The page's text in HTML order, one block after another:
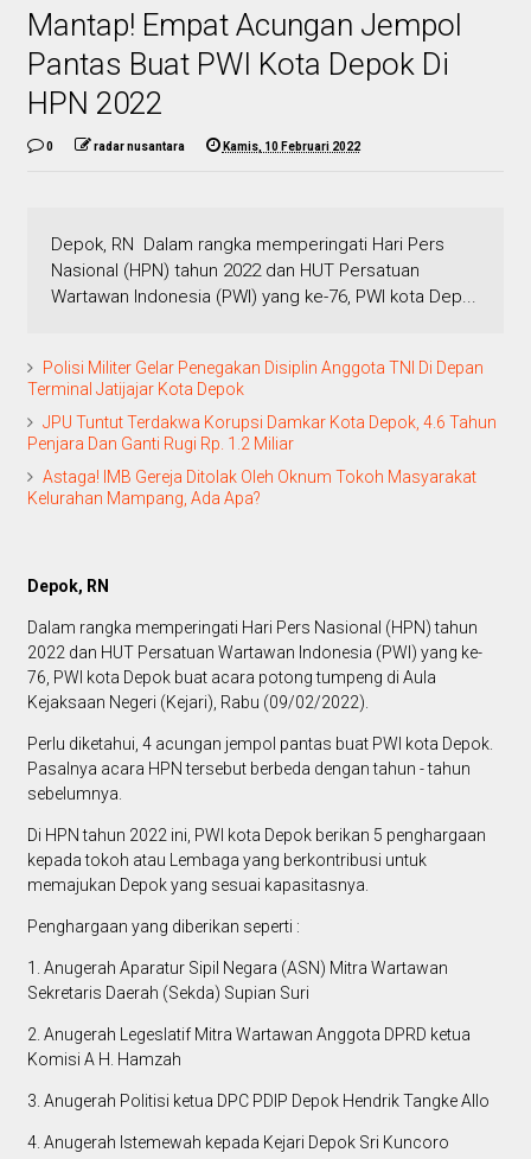
Mantap! Empat Acungan Jempol
Pantas Buat PWI Kota Depok Di
HPN 2022
0 radar nusantara Kamis, 10 Februari 2022
Depok, RN Dalam rangka memperingati Hari Pers
Nasional (HPN) tahun 2022 dan HUT Persatuan
Wartawan Indonesia (PWI) yang ke-76, PWI kota Dep...
Polisi Militer Gelar Penegakan Disiplin Anggota TNI Di Depan
Terminal Jatijajar Kota Depok
JPU Tuntut Terdakwa Korupsi Damkar Kota Depok, 4.6 Tahun
Penjara Dan Ganti Rugi Rp. 1.2 Miliar
Astaga! IMB Gereja Ditolak Oleh Oknum Tokoh Masyarakat
Kelurahan Mampang, Ada Apa?
Depok, RN
Dalam rangka memperingati Hari Pers Nasional (HPN) tahun
2022 dan HUT Persatuan Wartawan Indonesia (PWI) yang ke-
76, PWI kota Depok buat acara potong tumpeng di Aula
Kejaksaan Negeri (Kejari), Rabu (09/02/2022).
Perlu diketahui, 4 acungan jempol pantas buat PWI kota Depok.
Pasalnya acara HPN tersebut berbeda dengan tahun - tahun
sebelumnya.
Di HPN tahun 2022 ini, PWI kota Depok berikan 5 penghargaan
kepada tokoh atau Lembaga yang berkontribusi untuk
memajukan Depok yang sesuai kapasitasnya.
Penghargaan yang diberikan seperti :
1. Anugerah Aparatur Sipil Negara (ASN) Mitra Wartawan
Sekretaris Daerah (Sekda) Supian Suri
2. Anugerah Legeslatif Mitra Wartawan Anggota DPRD ketua
Komisi A H. Hamzah
3. Anugerah Politisi ketua DPC PDIP Depok Hendrik Tangke Allo
4. Anugerah Istemewah kepada Kejari Depok Sri Kuncoro